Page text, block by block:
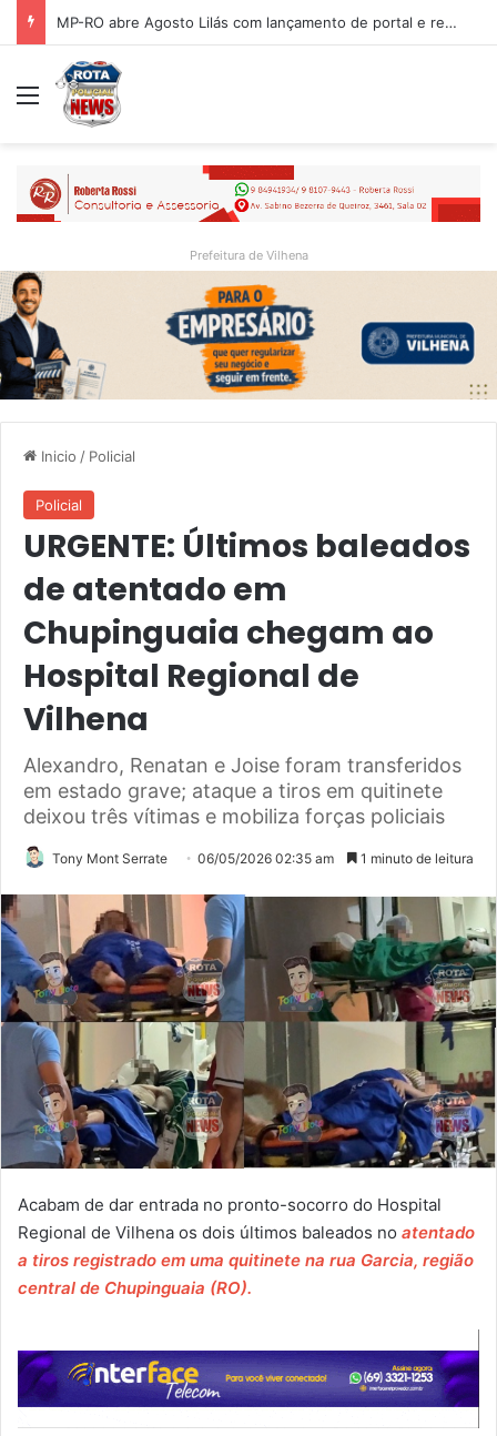
MP-RO abre Agosto Lilás com lançamento de portal e reflexão sobre trajetória da Lei Maria da Penha
Menu
Prefeitura de Vilhena
Inicio / Policial
Policial
URGENTE: Últimos baleados
de atentado em
Chupinguaia chegam ao
Hospital Regional de
Vilhena
Alexandro, Renatan e Joise foram transferidos
em estado grave; ataque a tiros em quitinete
deixou três vítimas e mobiliza forças policiais
Tony Mont Serrate 06/05/2026 02:35 am 1 minuto de leitura
Acabam de dar entrada no pronto-socorro do Hospital
Regional de Vilhena os dois últimos baleados no atentado
a tiros registrado em uma quitinete na rua Garcia, região
central de Chupinguaia (RO).